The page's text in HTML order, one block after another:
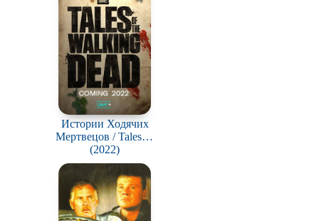
Истории Ходячих
Мертвецов / Tales of
the Walking Dead
(2022)